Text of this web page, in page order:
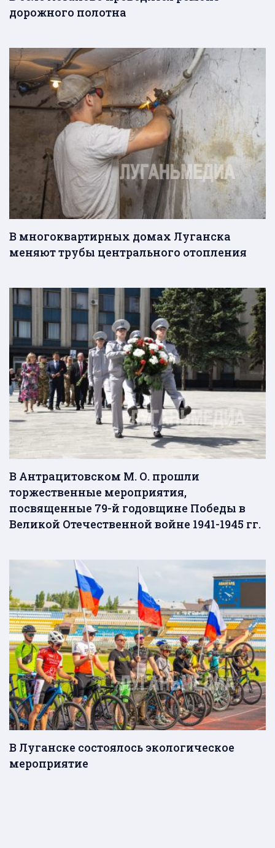
дорожного полотна
В многоквартирных домах Луганска
меняют трубы центрального отопления
В Антрацитовском М. О. прошли
торжественные мероприятия,
посвященные 79-й годовщине Победы в
Великой Отечественной войне 1941-1945 гг.
В Луганске состоялось экологическое
мероприятие